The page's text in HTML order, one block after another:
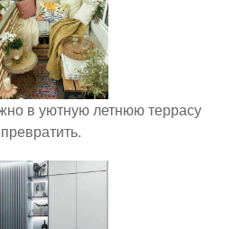
в уютную летнюю террасу
превратить.